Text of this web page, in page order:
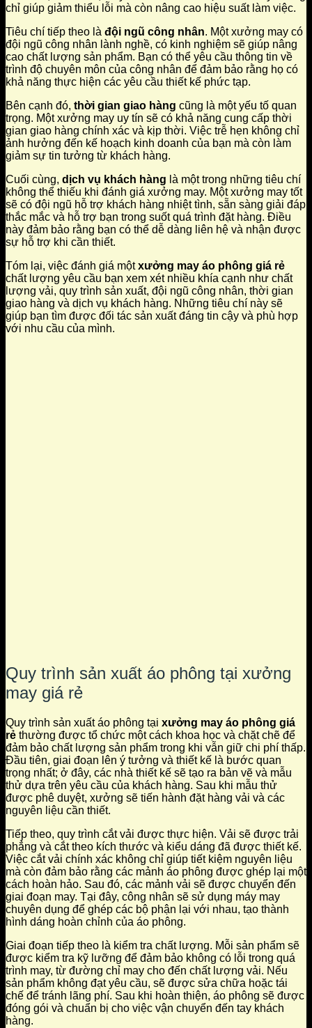
chỉ giúp giảm thiểu lỗi mà còn nâng cao hiệu suất làm việc.
Tiêu chí tiếp theo là đội ngũ công nhân. Một xưởng may có
đội ngũ công nhân lành nghề, có kinh nghiệm sẽ giúp nâng
cao chất lượng sản phẩm. Bạn có thể yêu cầu thông tin về
trình độ chuyên môn của công nhân để đảm bảo rằng họ có
khả năng thực hiện các yêu cầu thiết kế phức tạp.
Bên cạnh đó, thời gian giao hàng cũng là một yếu tố quan
trọng. Một xưởng may uy tín sẽ có khả năng cung cấp thời
gian giao hàng chính xác và kịp thời. Việc trễ hẹn không chỉ
ảnh hưởng đến kế hoạch kinh doanh của bạn mà còn làm
giảm sự tin tưởng từ khách hàng.
Cuối cùng, dịch vụ khách hàng là một trong những tiêu chí
không thể thiếu khi đánh giá xưởng may. Một xưởng may tốt
sẽ có đội ngũ hỗ trợ khách hàng nhiệt tình, sẵn sàng giải đáp
thắc mắc và hỗ trợ bạn trong suốt quá trình đặt hàng. Điều
này đảm bảo rằng bạn có thể dễ dàng liên hệ và nhận được
sự hỗ trợ khi cần thiết.
Tóm lại, việc đánh giá mộtxưởng may áo phông giá rẻ
chất lượng yêu cầu bạn xem xét nhiều khía cạnh như chất
lượng vải, quy trình sản xuất, đội ngũ công nhân, thời gian
giao hàng và dịch vụ khách hàng. Những tiêu chí này sẽ
giúp bạn tìm được đối tác sản xuất đáng tin cậy và phù hợp
với nhu cầu của mình.
Quy trình sản xuất áo phông tại xưởng
may giá rẻ
Quy trình sản xuất áo phông tại xưởng may áo phông giá
rẻ thường được tổ chức một cách khoa học và chặt chẽ để
đảm bảo chất lượng sản phẩm trong khi vẫn giữ chi phí thấp.
Đầu tiên, giai đoạn lên ý tưởng và thiết kế là bước quan
trọng nhất; ở đây, các nhà thiết kế sẽ tạo ra bản vẽ và mẫu
thử dựa trên yêu cầu của khách hàng. Sau khi mẫu thử
được phê duyệt, xưởng sẽ tiến hành đặt hàng vải và các
nguyên liệu cần thiết.
Tiếp theo, quy trình cắt vải được thực hiện. Vải sẽ được trải
phẳng và cắt theo kích thước và kiểu dáng đã được thiết kế.
Việc cắt vải chính xác không chỉ giúp tiết kiệm nguyên liệu
mà còn đảm bảo rằng các mảnh áo phông được ghép lại một
cách hoàn hảo. Sau đó, các mảnh vải sẽ được chuyển đến
giai đoạn may. Tại đây, công nhân sẽ sử dụng máy may
chuyên dụng để ghép các bộ phận lại với nhau, tạo thành
hình dáng hoàn chỉnh của áo phông.
Giai đoạn tiếp theo là kiểm tra chất lượng. Mỗi sản phẩm sẽ
được kiểm tra kỹ lưỡng để đảm bảo không có lỗi trong quá
trình may, từ đường chỉ may cho đến chất lượng vải. Nếu
sản phẩm không đạt yêu cầu, sẽ được sửa chữa hoặc tái
chế để tránh lãng phí. Sau khi hoàn thiện, áo phông sẽ được
đóng gói và chuẩn bị cho việc vận chuyển đến tay khách
hàng.